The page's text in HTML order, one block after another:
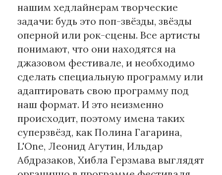
нашим хедлайнерам творческие
задачи: будь это поп-звёзды, звёзды
оперной или рок-сцены. Все артисты
понимают, что они находятся на
джазовом фестивале, и необходимо
сделать специальную программу или
адаптировать свою программу под
наш формат. И это неизменно
происходит, поэтому имена таких
суперзвёзд, как Полина Гагарина,
L'One, Леонид Агутин, Ильдар
Абдразаков, Хибла Герзмава выглядят